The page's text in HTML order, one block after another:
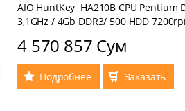
AIO HuntKey HA210B CPU Pentium
3,1GHz / 4Gb DDR3/ 500 HDD
клавиатура+мышь! (black)
4 570 857 Сум
Подробнее Заказать